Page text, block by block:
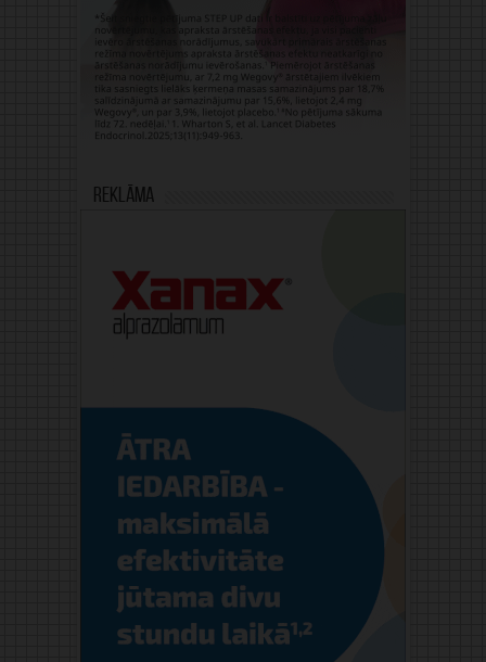
Reklāma